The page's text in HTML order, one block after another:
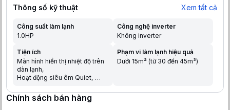
Thông số kỹ thuật Xem tất cả
Công suất làm lạnh
1.0HP
Công nghệ inverter
Không inverter
Tiện ích
Màn hình hiển thị nhiệt độ trên
dàn lạnh
Hoạt động siêu êm Quiet
Tự khởi động lại khi có điện
Hẹn giờ bật tắt máy
Phạm vi làm lạnh hiệu quả
Dưới 15m² (từ 30 đến 45m³)
Chính sách bán hàng